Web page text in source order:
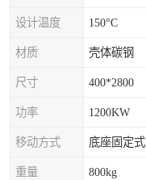
设计温度 150°C
材质 壳体碳钢
尺寸 400*2800
功率 1200KW
移动方式 底座固定式
重量 800kg